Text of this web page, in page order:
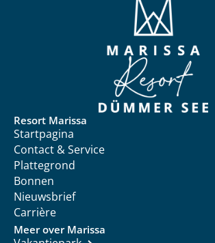
Resort Marissa
Startpagina
Contact & Service
Plattegrond
Bonnen
Nieuwsbrief
Carrière
Meer over Marissa